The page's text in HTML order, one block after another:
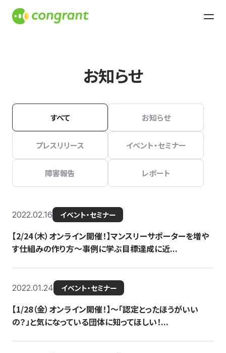
お知らせ
すべて お知らせ
プレスリリース イベント・セミナー
障害報告 レポート
2022.02.16 イベント・セミナー
【2/24（木）オンライン開催！】マンスリーサポーターを増や
す仕組みの作り方〜事例に学ぶ目標達成に近...
2022.01.24 イベント・セミナー
【1/28（金）オンライン開催！】〜「認定とったほうがいい
の？」と気になっている団体に知ってほしい！...